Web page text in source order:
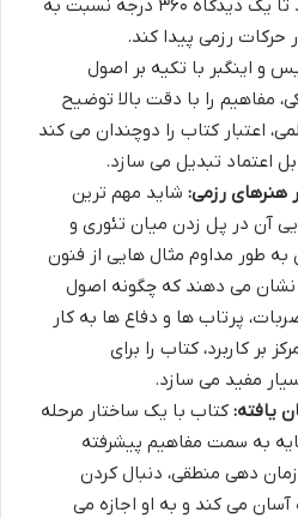
خواننده اجازه می دهد تا یک دیدگاه ۳۶۰ درجه نسبت به
حرکات رزمی پیدا کند.
و اینگبر با تکیه بر اصول
مفاهیم را با دقت بالا توضیح
اعتبار کتاب را دوچندان می کند
اعتماد تبدیل می سازد.
هنرهای رزمی: شاید مهم ترین
آن در پل زدن میان تئوری و
طور مداوم مثال هایی از فنون
نشان می دهند که چگونه اصول
پرتاب ها و دفاع ها به کار
بر کاربرد، کتاب را برای
مفید می سازد.
یافته: کتاب با یک ساختار مرحله
به سمت مفاهیم پیشرفته
دهی منطقی، دنبال کردن
آسان می کند و به او اجازه می